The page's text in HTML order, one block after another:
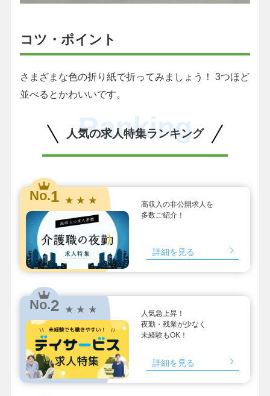
コツ・ポイント
さまざまな色の折り紙で折ってみましょう！ 3つほど
並べるとかわいいです。
人気の求人特集ランキング
Ranking
No.1 ★ ★ ★
高収入の非公開求人を
多数ご紹介！
詳細を見る
No.2 ★ ★ ★
人気急上昇！
夜勤・残業が少なく
未経験もOK！
詳細を見る